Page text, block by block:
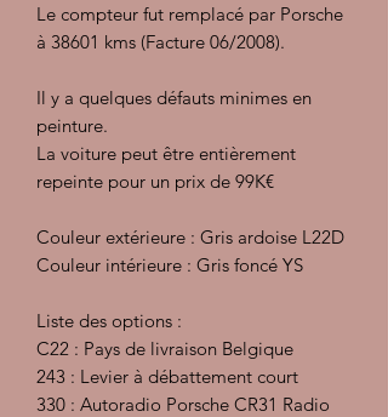
Le compteur fut remplacé par Porsche
à 38601 kms (Facture 06/2008).
Il y a quelques défauts minimes en
peinture.
La voiture peut être entièrement
repeinte pour un prix de 99K€
Couleur extérieure : Gris ardoise L22D
Couleur intérieure : Gris foncé YS
Liste des options :
C22 : Pays de livraison Belgique
243 : Levier à débattement court
330 : Autoradio Porsche CR31 Radio